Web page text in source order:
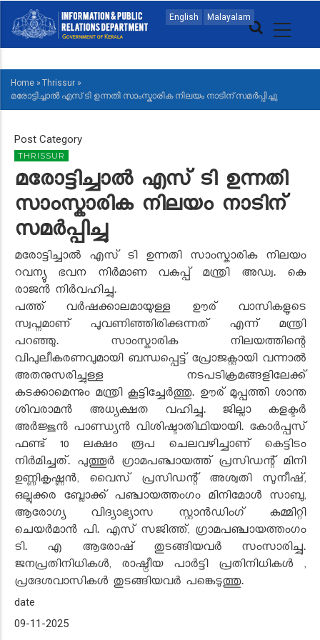
main
English Malayalam
MAIN
NAVIGATION
MALAYALAM
BREADCRUMB
Home » Thrissur »
മരോട്ടിച്ചാൽ എസ് ടി ഉന്നതി സാംസ്കാരിക നിലയം നാടിന് സമർപ്പിച്ചു
Post Category
THRISSUR
മരോട്ടിച്ചാൽ എസ് ടി ഉന്നതി
സാംസ്കാരിക നിലയം നാടിന്
സമർപ്പിച്ചു
മരോട്ടിച്ചാൽ എസ് ടി ഉന്നതി സാംസ്കാരിക നിലയം
റവന്യൂ ഭവന നിർമാണ വകുപ്പ് മന്ത്രി അഡ്വ. കെ
രാജൻ നിർവഹിച്ചു.
പത്ത് വർഷക്കാലമായുള്ള ഊര് വാസികളുടെ
സ്വപ്നമാണ് പൂവണിഞ്ഞിരിക്കുന്നത് എന്ന് മന്ത്രി
പറഞ്ഞു. സാംസ്കാരിക നിലയത്തിന്റെ
വിപുലീകരണവുമായി ബന്ധപ്പെട്ട് പ്രോജക്റ്റായി വന്നാൽ
അതനുസരിച്ചുള്ള നടപടിക്രമങ്ങളിലേക്ക്
കടക്കാമെന്നും മന്ത്രി കൂട്ടിച്ചേർത്തു. ഊര് മൂപ്പത്തി ശാന്ത
ശിവരാമൻ അധ്യക്ഷത വഹിച്ചു. ജില്ലാ കളക്ടർ
അർജ്ജുൻ പാണ്ഡ്യൻ വിശിഷ്ടാതിഥിയായി. കോർപ്പസ്
ഫണ്ട് 10 ലക്ഷം രൂപ ചെലവഴിച്ചാണ് കെട്ടിടം
നിർമിച്ചത്. പുത്തൂർ ഗ്രാമപഞ്ചായത്ത് പ്രസിഡന്റ് മിനി
ഉണ്ണികൃഷ്ണൻ, വൈസ് പ്രസിഡന്റ് അശ്വതി സുനീഷ്,
ഒല്ലൂക്കര ബ്ലോക്ക് പഞ്ചായത്തംഗം മിനിമോൾ സാബു,
ആരോഗ്യ വിദ്യാഭ്യാസ സ്റ്റാൻഡിംഗ് കമ്മിറ്റി
ചെയർമാൻ പി. എസ് സജിത്ത്, ഗ്രാമപഞ്ചായത്തംഗം
ടി. എ ആരോഷ് തുടങ്ങിയവർ സംസാരിച്ചു.
ജനപ്രതിനിധികൾ, രാഷ്ട്രീയ പാർട്ടി പ്രതിനിധികൾ ,
പ്രദേശവാസികൾ തുടങ്ങിയവർ പങ്കെടുത്തു.
date
09-11-2025